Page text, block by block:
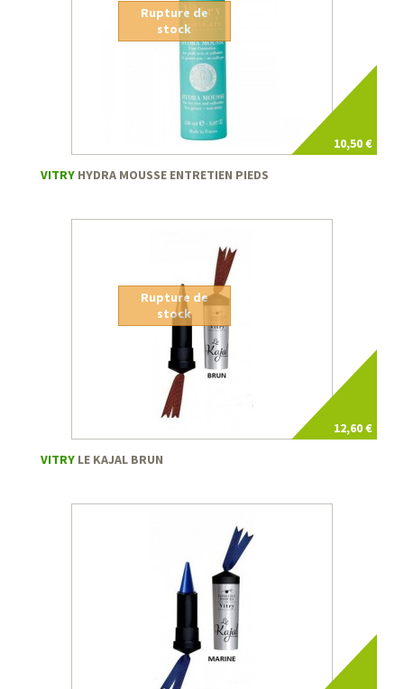
10,50 €
Rupture de
stock
VITRY HYDRA MOUSSE ENTRETIEN PIEDS
12,60 €
Rupture de
stock
VITRY LE KAJAL BRUN